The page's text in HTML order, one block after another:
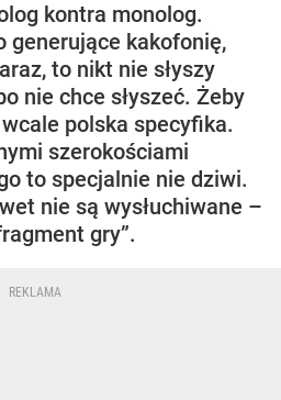
kontra monolog.
generujące kakofonię,
to nikt nie słyszy
nie chce słyszeć. Żeby
polska specyfika.
szerokościami
to specjalnie nie dziwi.
nie są wysłuchiwane –
gry”.